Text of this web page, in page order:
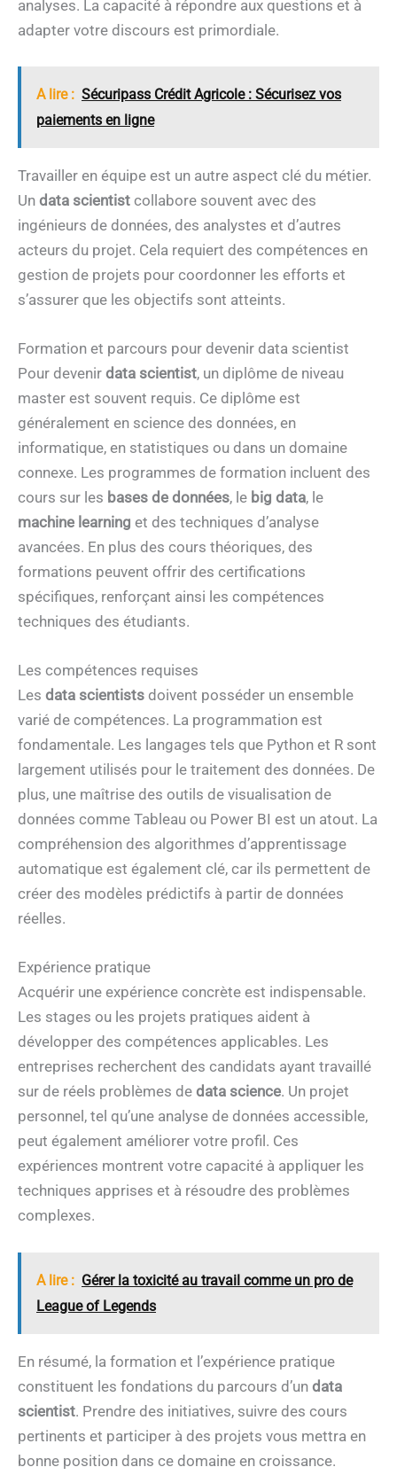
analyses. La capacité à répondre aux questions et à
adapter votre discours est primordiale.
A lire : Sécuripass Crédit Agricole : Sécurisez vos
paiements en ligne
Travailler en équipe est un autre aspect clé du métier.
Un data scientist collabore souvent avec des
ingénieurs de données, des analystes et d’autres
acteurs du projet. Cela requiert des compétences en
gestion de projets pour coordonner les efforts et
s’assurer que les objectifs sont atteints.
Formation et parcours pour devenir data scientist
Pour devenir data scientist, un diplôme de niveau
master est souvent requis. Ce diplôme est
généralement en science des données, en
informatique, en statistiques ou dans un domaine
connexe. Les programmes de formation incluent des
cours sur les bases de données, le big data, le
machine learning et des techniques d’analyse
avancées. En plus des cours théoriques, des
formations peuvent offrir des certifications
spécifiques, renforçant ainsi les compétences
techniques des étudiants.
Les compétences requises
Les data scientists doivent posséder un ensemble
varié de compétences. La programmation est
fondamentale. Les langages tels que Python et R sont
largement utilisés pour le traitement des données. De
plus, une maîtrise des outils de visualisation de
données comme Tableau ou Power BI est un atout. La
compréhension des algorithmes d’apprentissage
automatique est également clé, car ils permettent de
créer des modèles prédictifs à partir de données
réelles.
Expérience pratique
Acquérir une expérience concrète est indispensable.
Les stages ou les projets pratiques aident à
développer des compétences applicables. Les
entreprises recherchent des candidats ayant travaillé
sur de réels problèmes de data science. Un projet
personnel, tel qu’une analyse de données accessible,
peut également améliorer votre profil. Ces
expériences montrent votre capacité à appliquer les
techniques apprises et à résoudre des problèmes
complexes.
A lire : Gérer la toxicité au travail comme un pro de
League of Legends
En résumé, la formation et l’expérience pratique
constituent les fondations du parcours d’un data
scientist. Prendre des initiatives, suivre des cours
pertinents et participer à des projets vous mettra en
bonne position dans ce domaine en croissance.